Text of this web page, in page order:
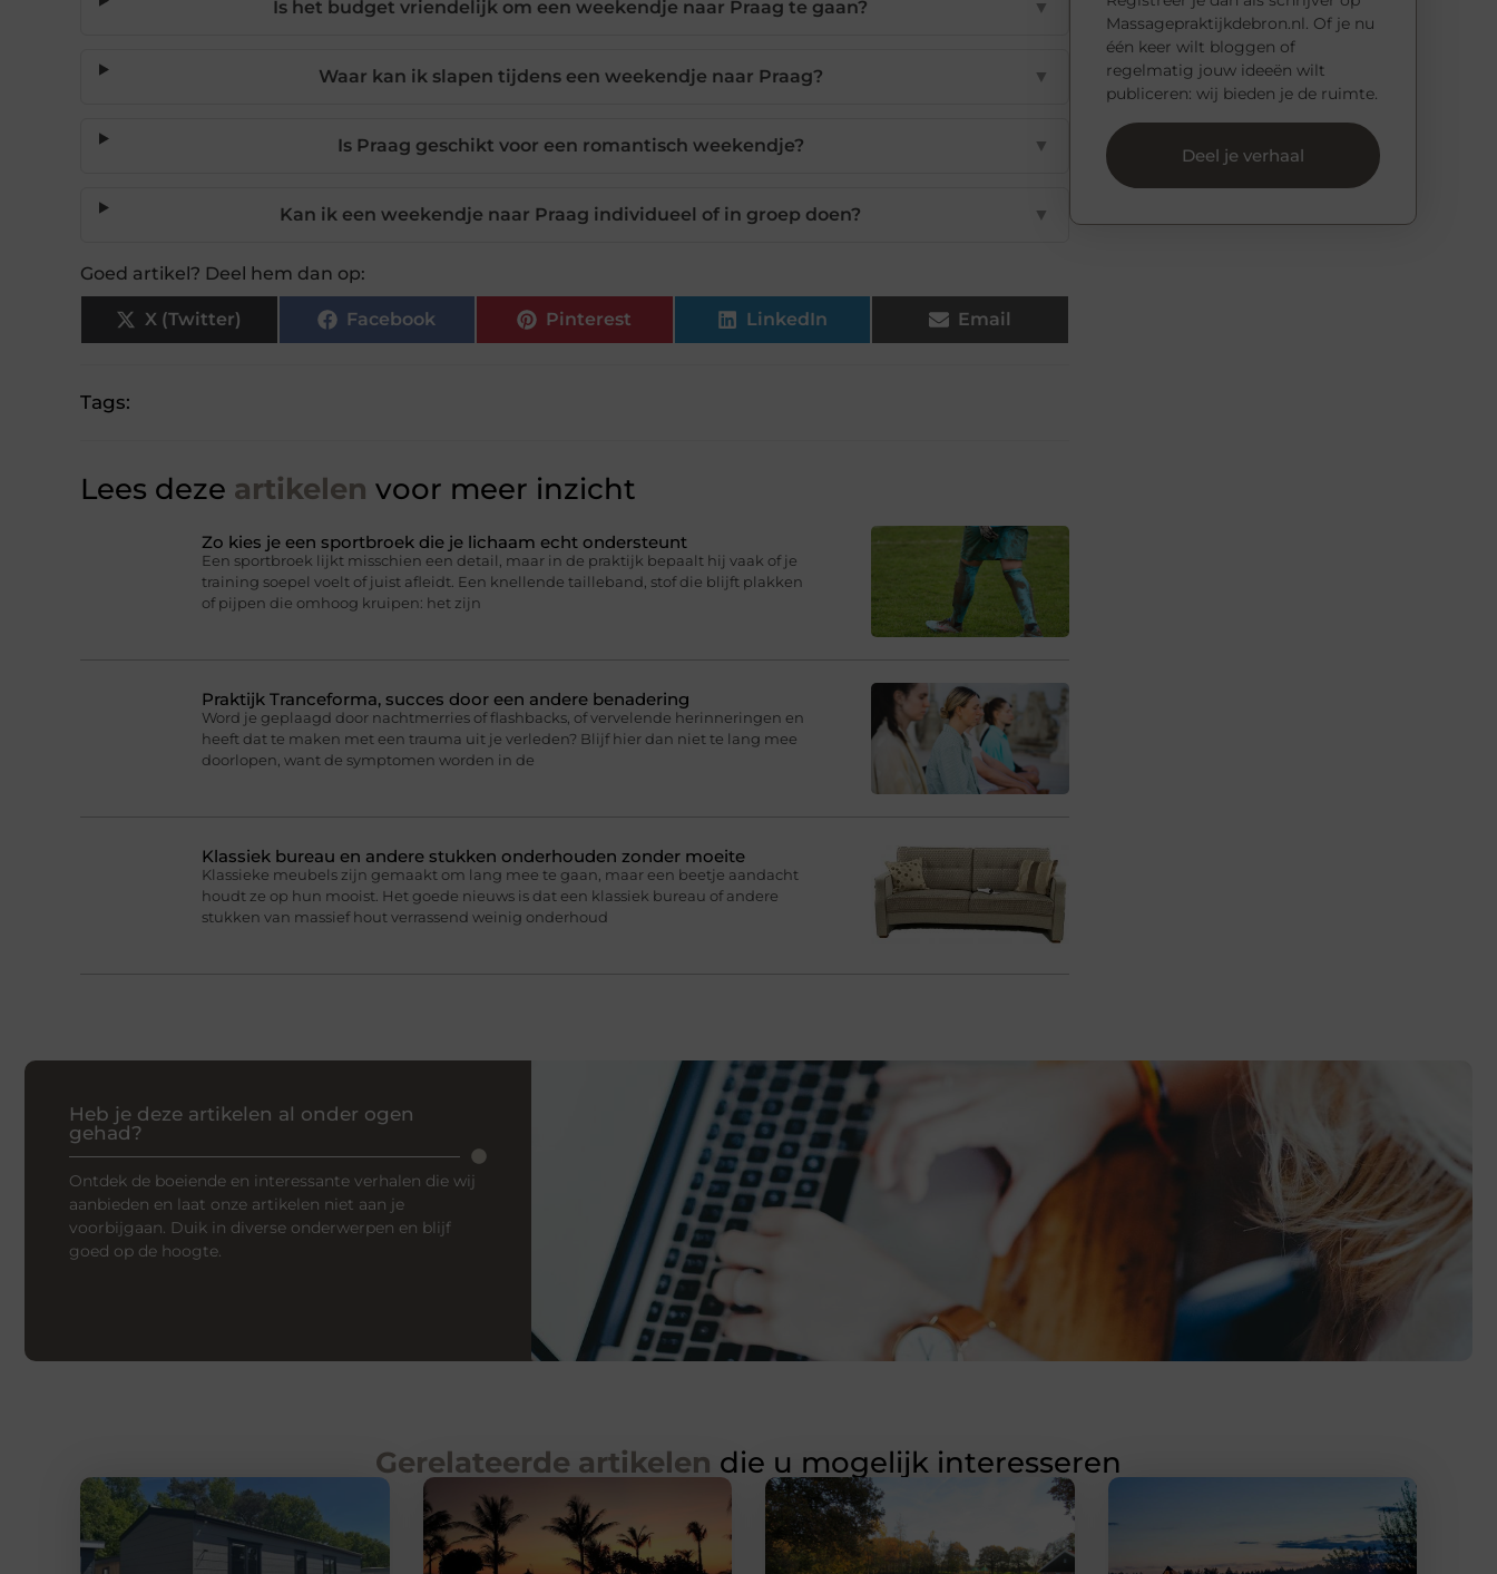
Is het budget vriendelijk om een weekendje naar Praag te gaan? ▼
Waar kan ik slapen tijdens een weekendje naar Praag? ▼
Is Praag geschikt voor een romantisch weekendje? ▼
Kan ik een weekendje naar Praag individueel of in groep doen? ▼
Goed artikel? Deel hem dan op:
X (Twitter) Facebook Pinterest LinkedIn Email
Tags:
Lees deze artikelen voor meer inzicht
Zo kies je een sportbroek die je lichaam echt ondersteunt
Een sportbroek lijkt misschien een detail, maar in de praktijk bepaalt hij vaak of je
training soepel voelt of juist afleidt. Een knellende tailleband, stof die blijft plakken
of pijpen die omhoog kruipen: het zijn
Praktijk Tranceforma, succes door een andere benadering
Word je geplaagd door nachtmerries of flashbacks, of vervelende herinneringen en
heeft dat te maken met een trauma uit je verleden? Blijf hier dan niet te lang mee
doorlopen, want de symptomen worden in de
Klassiek bureau en andere stukken onderhouden zonder moeite
Klassieke meubels zijn gemaakt om lang mee te gaan, maar een beetje aandacht
houdt ze op hun mooist. Het goede nieuws is dat een klassiek bureau of andere
stukken van massief hout verrassend weinig onderhoud
Massagepraktijkdebron.nl. Of je nu
één keer wilt bloggen of
regelmatig jouw ideeën wilt
publiceren: wij bieden je de ruimte.
Deel je verhaal
Heb je deze artikelen al onder ogen
gehad?
Ontdek de boeiende en interessante verhalen die wij
aanbieden en laat onze artikelen niet aan je
voorbijgaan. Duik in diverse onderwerpen en blijf
goed op de hoogte.
Gerelateerde artikelen die u mogelijk interesseren